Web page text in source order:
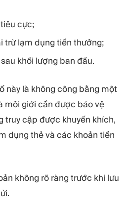
cực;
trừ lạm dụng tiền thưởng;
khối lượng ban đầu.
này là không công bằng một
môi giới cần được bảo vệ
truy cập được khuyến khích,
dụng thẻ và các khoản tiền
không rõ ràng trước khi lưu